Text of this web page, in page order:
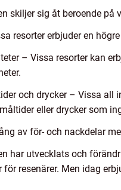
skiljer sig åt beroende på
resorter erbjuder en
– Vissa resorter kan
och drycker – Vissa all
eller drycker som
av för- och nackdelar
har utvecklats och
resenärer. Men idag